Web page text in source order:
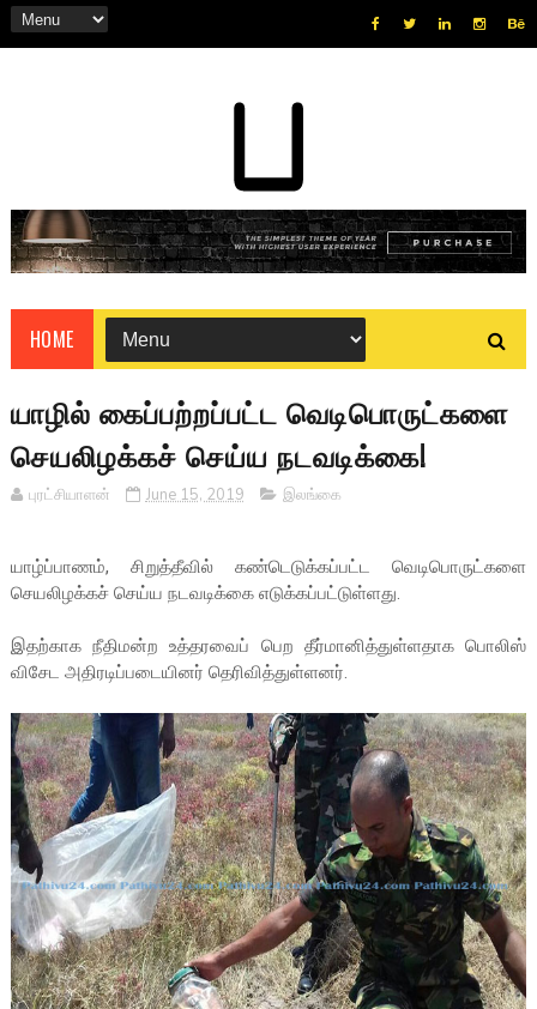
HOME
யாழில் கைப்பற்றப்பட்ட வெடிபொருட்களை
செயலிழக்கச் செய்ய நடவடிக்கை!
புரட்சியாளன் June 15, 2019 இலங்கை
யாழ்ப்பாணம், சிறுத்தீவில் கண்டெடுக்கப்பட்ட வெடிபொருட்களை
செயலிழக்கச் செய்ய நடவடிக்கை எடுக்கப்பட்டுள்ளது.
இதற்காக நீதிமன்ற உத்தரவைப் பெற தீர்மானித்துள்ளதாக பொலிஸ்
விசேட அதிரடிப்படையினர் தெரிவித்துள்ளனர்.